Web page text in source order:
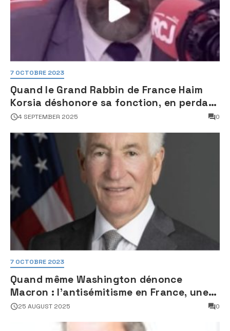
7 OCTOBRE 2023
Quand le Grand Rabbin de France Haim
Korsia déshonore sa fonction, en perdant
son sang froid
4 SEPTEMBER 2025 0
7 OCTOBRE 2023
Quand même Washington dénonce
Macron : l’antisémitisme en France, une
faillite d’État
25 AUGUST 2025 0